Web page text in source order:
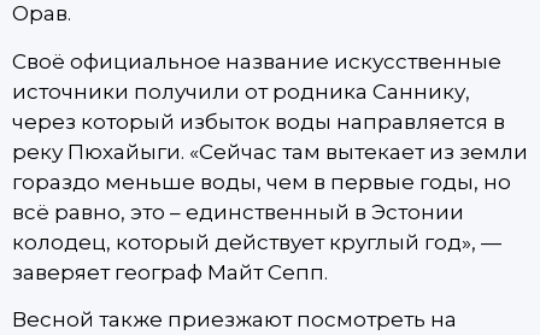
Орав.
Своё официальное название искусственные
источники получили от родника Саннику,
через который избыток воды направляется в
реку Пюхайыги. «Сейчас там вытекает из земли
гораздо меньше воды, чем в первые годы, но
всё равно, это – единственный в Эстонии
колодец, который действует круглый год», —
заверяет географ Майт Сепп.
Весной также приезжают посмотреть на